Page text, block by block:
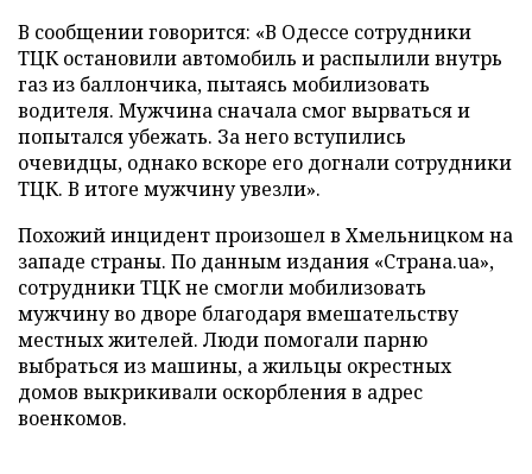
В сообщении говорится: «В Одессе сотрудники
ТЦК остановили автомобиль и распылили внутрь
газ из баллончика, пытаясь мобилизовать
водителя. Мужчина сначала смог вырваться и
попытался убежать. За него вступились
очевидцы, однако вскоре его догнали сотрудники
ТЦК. В итоге мужчину увезли».
Похожий инцидент произошел в Хмельницком на
западе страны. По данным издания «Страна.ua»,
сотрудники ТЦК не смогли мобилизовать
мужчину во дворе благодаря вмешательству
местных жителей. Люди помогали парню
выбраться из машины, а жильцы окрестных
домов выкрикивали оскорбления в адрес
военкомов.